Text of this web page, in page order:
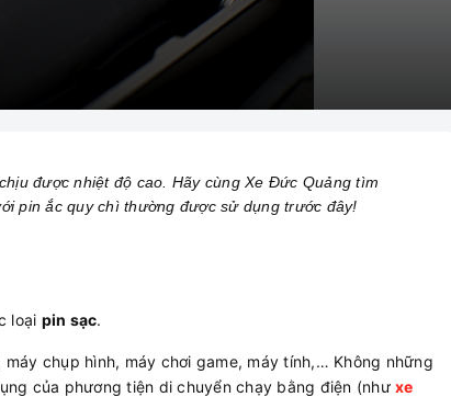
được nhiệt độ cao. Hãy cùng Xe Đức Quảng tìm
pin ắc quy chì thường được sử dụng trước đây!
loại pin sạc.
chụp hình, máy chơi game, máy tính,… Không những
của phương tiện di chuyển chạy bằng điện (như xe